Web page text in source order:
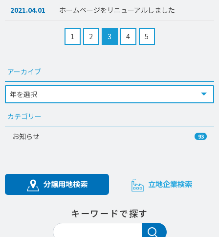
2021.04.01 ホームページをリニューアルしました
1 2 3 4 5
アーカイブ
カテゴリー
お知らせ 93
分譲用地検索 立地企業検索
キーワードで探す